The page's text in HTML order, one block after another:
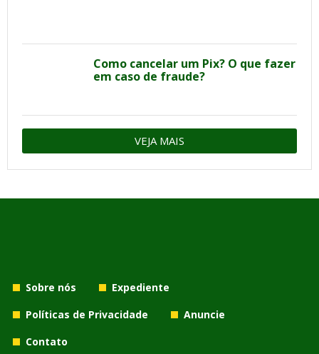
Como cancelar um Pix? O que fazer
em caso de fraude?
VEJA MAIS
Sobre nós
Expediente
Políticas de Privacidade
Anuncie
Contato